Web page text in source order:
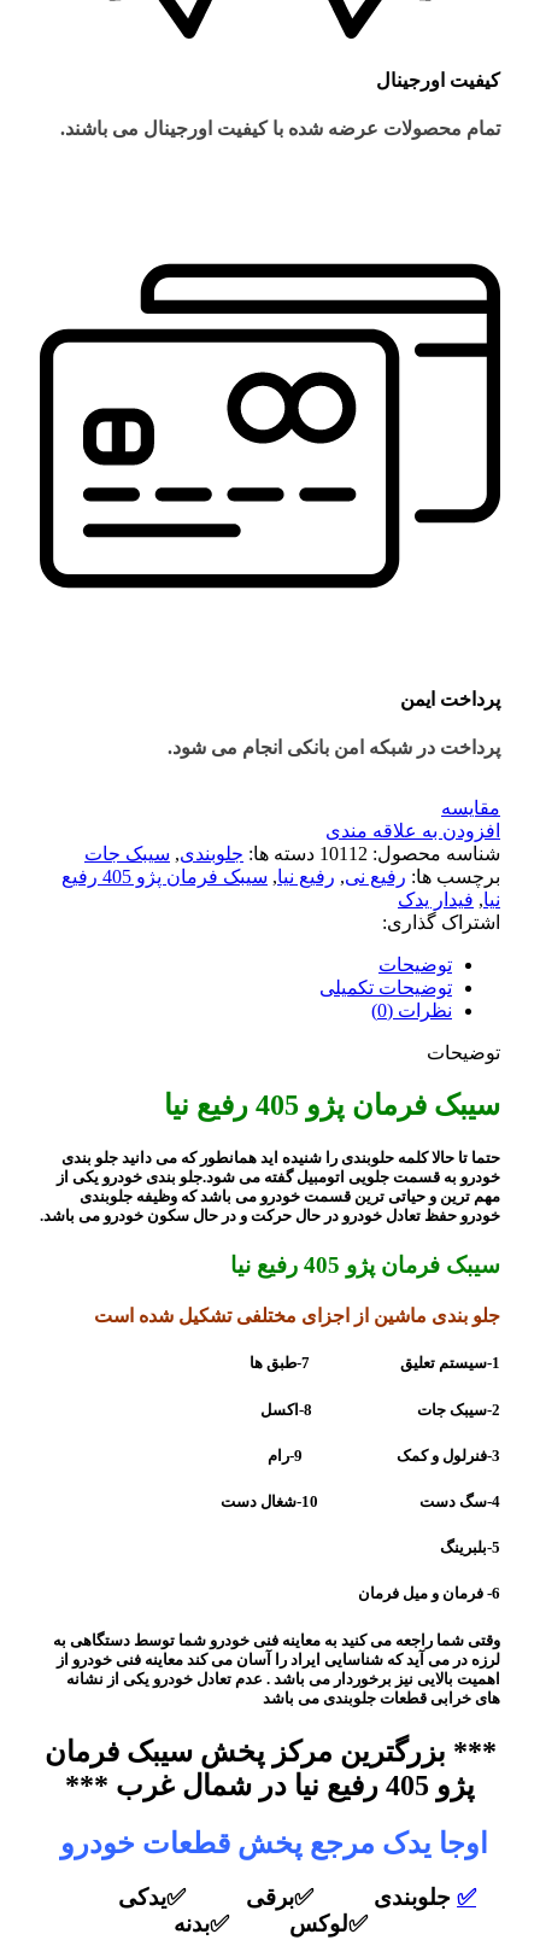
کیفیت اورجینال
تمام محصولات عرضه شده با کیفیت اورجینال می باشند.
پرداخت ایمن
پرداخت در شبکه امن بانکی انجام می شود.
مقايسه
افزودن به علاقه مندی
شناسه محصول: 10112 دسته ها: جلوبندی, سیبک جات
برچسب ها: رفیع نی, رفیع نیا,
سیبک فرمان پژو 405 رفیع
نیا, فیدار یدک
اشتراک گذاری:
توضیحات
توضیحات تکمیلی
نظرات (0)
توضیحات
سیبک فرمان پژو 405 رفیع نیا
حتما تا حالا کلمه حلوبندی را شنیده اید همانطور که می دانید جلو بندی
خودرو به قسمت جلویی اتومبیل گفته می شود.جلو بندی خودرو یکی از
مهم ترین و حیاتی ترین قسمت خودرو می باشد که وظیفه جلوبندی
خودرو حفظ تعادل خودرو در حال حرکت و در حال سکون خودرو می باشد.
سیبک فرمان پژو 405 رفیع نیا
جلو بندی ماشین از اجزای مختلفی تشکیل شده است
1-سیستم تعلیق 7-طبق ها
2-سیبک جات 8-اکسل
3-فنرلول و کمک 9-رام
4-سگ دست 10-شغال دست
5-بلبرینگ
6- فرمان و میل فرمان
وقتی شما راجعه می کنید به معاینه فنی خودرو شما توسط دستگاهی به
لرزه در می آید که شناسایی ایراد را آسان می کند معاینه فنی خودرو از
اهمیت بالایی نیز برخوردار می باشد . عدم تعادل خودرو یکی از نشانه
های خرابی قطعات جلوبندی می باشد
*** بزرگترین مرکز پخش سیبک فرمان
پژو 405 رفیع نیا در شمال غرب ***
اوجا یدک مرجع پخش قطعات خودرو
✅ جلوبندی ✅برقی ✅یدکی
✅لوکس ✅بدنه